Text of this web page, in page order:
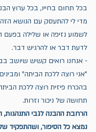
בכל תחום בחייו, בכל ערוץ
מדי לי להתעסק עם הנושא הזה,
לשמוע נזיפה או שלילה בפעם
לדעת דבר או להרגיש דבר.
- אנחנו רואים קשיש שיושב
"אני רוצה ללכת הביתה"
בהכרח פיזית רוצה ללכת
תחושה של ניכור וזרות.
הרחבת ההבנה לגבי
נמצא כל הסיפור, ושהתפקיד